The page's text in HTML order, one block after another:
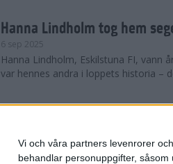
Vi och våra partners levenrorer
behandlar personuppgifter,
Hanna Lindholm tog hem
6 sep 2025
Hanna Lindholm, Eskilstuna FI, vann
var hennes andra i loppets historia –
Snabbaste segertiden på
Stockholm Halvmaraton
30 aug 2025